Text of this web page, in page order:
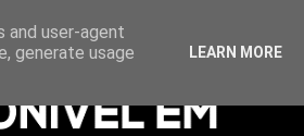
and user-agent
generate usage
LEARN MORE